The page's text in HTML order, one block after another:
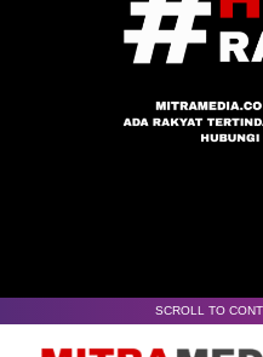
SCROLL TO